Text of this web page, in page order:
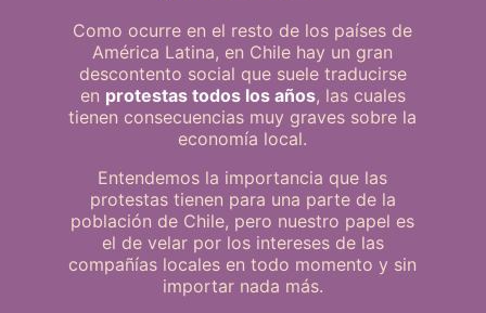
Como ocurre en el resto de los países de
América Latina, en Chile hay un gran
descontento social que suele traducirse
en protestas todos los años, las cuales
tienen consecuencias muy graves sobre la
economía local.
Entendemos la importancia que las
protestas tienen para una parte de la
población de Chile, pero nuestro papel es
el de velar por los intereses de las
compañías locales en todo momento y sin
importar nada más.